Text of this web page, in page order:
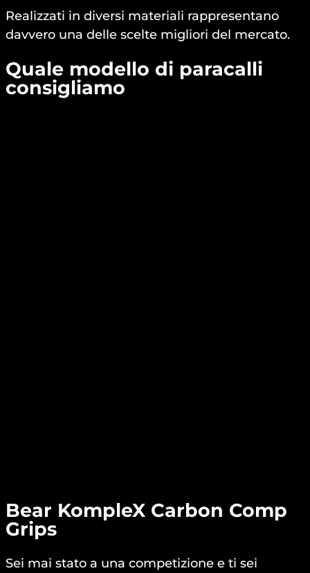
Realizzati in diversi materiali rappresentano
davvero una delle scelte migliori del mercato.
Quale modello di paracalli
consigliamo
Bear KompleX Carbon Comp
Grips
Sei mai stato a una competizione e ti sei